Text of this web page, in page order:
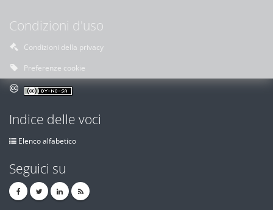
Condizioni d'uso
Condizioni della privacy
Preferenze cookie
Indice delle voci
Elenco alfabetico
Seguici su